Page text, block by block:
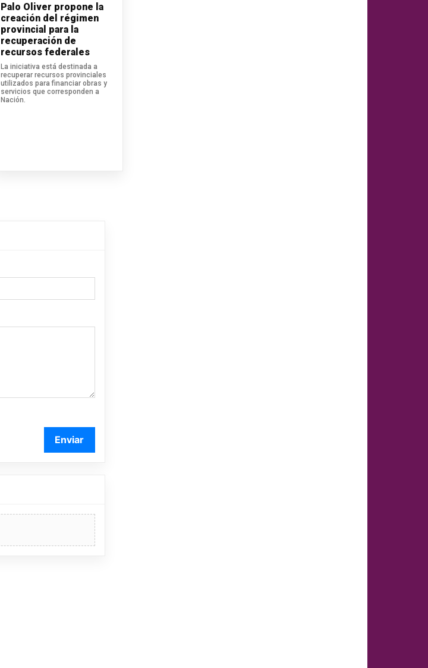
Palo Oliver propone la
creación del régimen
provincial para la
recuperación de
recursos federales
La iniciativa está destinada a
recuperar recursos provinciales
utilizados para financiar obras y
servicios que corresponden a
Nación.
Enviar